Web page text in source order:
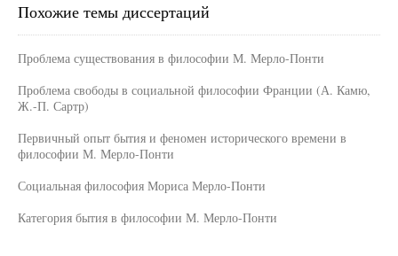
Похожие темы диссертаций
Проблема существования в философии М. Мерло-Понти
Проблема свободы в социальной философии Франции (А. Камю,
Ж.-П. Сартр)
Первичный опыт бытия и феномен исторического времени в
философии М. Мерло-Понти
Социальная философия Мориса Мерло-Понти
Категория бытия в философии М. Мерло-Понти